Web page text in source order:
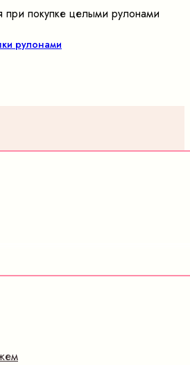
при покупке целыми рулонами
рулонами